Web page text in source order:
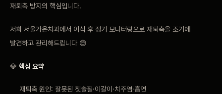
재퇴축 방지의 핵심입니다.
저희 서울가온치과에서 이식 후 정기 모니터링으로 재퇴축을 조기에
발견하고 관리해드립니다 😊
💎 핵심 요약
재퇴축 원인: 잘못된 칫솔질·이갈이·치주염·흡연